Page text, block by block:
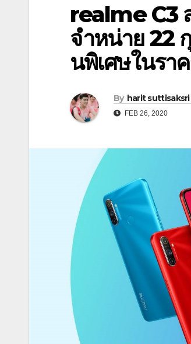
realme C3
จำหน่าย 22
นพิเศษในรา
By harit suttisaksri
FEB 26, 2020